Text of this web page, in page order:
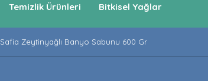
Temizlik Ürünleri Bitkisel Yağlar
Safia Zeytinyağlı Banyo Sabunu 600 Gr